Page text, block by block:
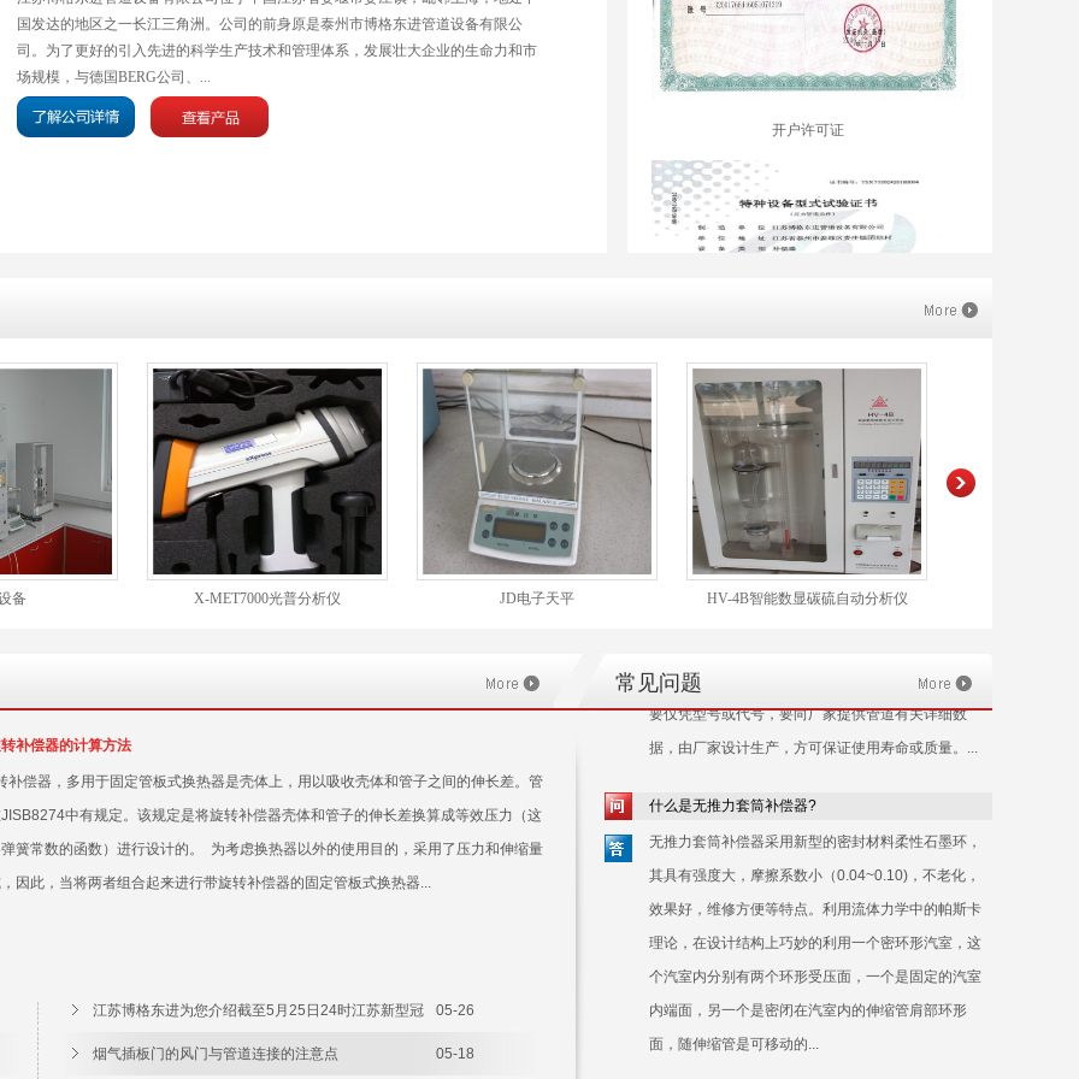
国发达的地区之一长江三角洲。公司的前身原是泰州市博格东进管道设备有限公
司。为了更好的引入先进的科学生产技术和管理体系，发展壮大企业的生命力和市
场规模，与德国BERG公司、...
特种设备型式试验证书
备 X-MET7000光普分析仪 JD电子天平 HV-4B智能数显碳硫自动分析仪
补偿器的计算方法
偿器，多用于固定管板式换热器是壳体上，用以吸收壳体和管子之间的伸长差。管
中有规定。该规定是将旋转补偿器壳体和管子的伸长差换算成等效压力（这
簧常数的函数）进行设计的。 为考虑换热器以外的使用目的，采用了压力和伸缩量
因此，当将两者组合起来进行带旋转补偿器的固定管板式换热器...
05-26
江苏博格东进为您介绍截至5月25日24时江苏新型冠
状病毒肺炎疫情最新情况 05-18
烟气插板门的风门与管道连接的注意点
常见问题
补偿器都被经常用在哪些行业?
长等特点，所以它除了能用作测量元件之外，还能用
广泛应用前景。
管道伸长量达到多少时需加补偿器？
允许不装补偿器的直管段******长度民用建筑为33m，
工业建筑为42m。（管道伸长量分别为40mm和
50mm）。应先确定能进行自然补偿部分管道，其余部
分就是应该设置补偿器的部分。 2.计算这部分伸长
要仅凭型号或代号，要向厂家提供管道有关详细数
据，由厂家设计生产，方可保证使用寿命或质量。...
无推力套筒补偿器采用新型的密封材料柔性石墨环，
其具有强度大，摩擦系数小（0.04~0.10)，不老化，
效果好，维修方便等特点。利用流体力学中的帕斯卡
理论，在设计结构上巧妙的利用一个密环形汽室，这
个汽室内分别有两个环形受压面，一个是固定的汽室
内端面，另一个是密闭在汽室内的伸缩管肩部环形
面，随伸缩管是可移动的...